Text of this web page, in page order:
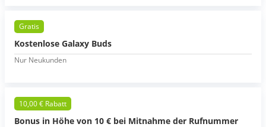
Gratis
Kostenlose Galaxy Buds
Nur Neukunden
10,00 € Rabatt
Bonus in Höhe von 10 € bei Mitnahme der Rufnummer